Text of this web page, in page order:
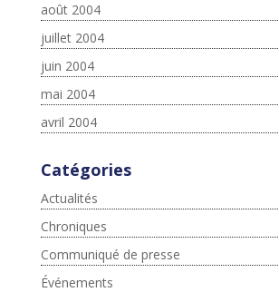
août 2004
juillet 2004
juin 2004
mai 2004
avril 2004
Catégories
Actualités
Chroniques
Communiqué de presse
Événements